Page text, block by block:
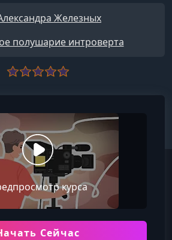
Железных
полушарие интроверта
курса
Сейчас